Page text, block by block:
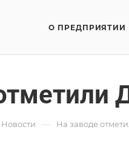
О ПРЕДПРИЯТИИ
Новости — На заводе